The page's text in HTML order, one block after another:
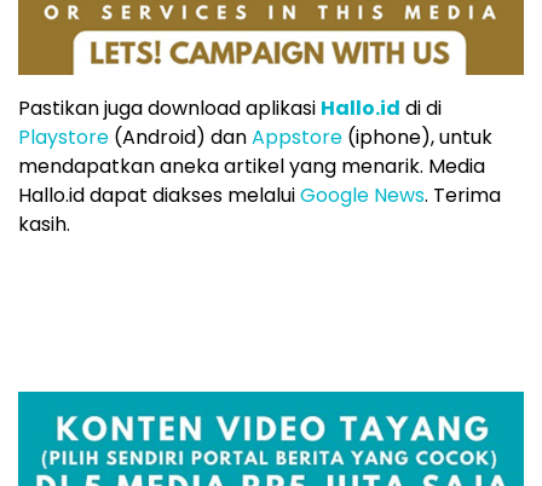
Pastikan juga download aplikasi Hallo.id di di
Playstore (Android) danAppstore (iphone), untuk
mendapatkan aneka artikel yang menarik. Media
Hallo.id dapat diakses melaluiGoogle News. Terima
kasih.